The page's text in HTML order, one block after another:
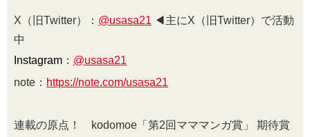
X（旧Twitter）： @usasa21 ◀︎主にX（旧Twitter）で活動
中
Instagram ： @usasa21
note： https://note.com/usasa21
連載の原点！ kodomoe「第2回マママンガ賞」 期待賞